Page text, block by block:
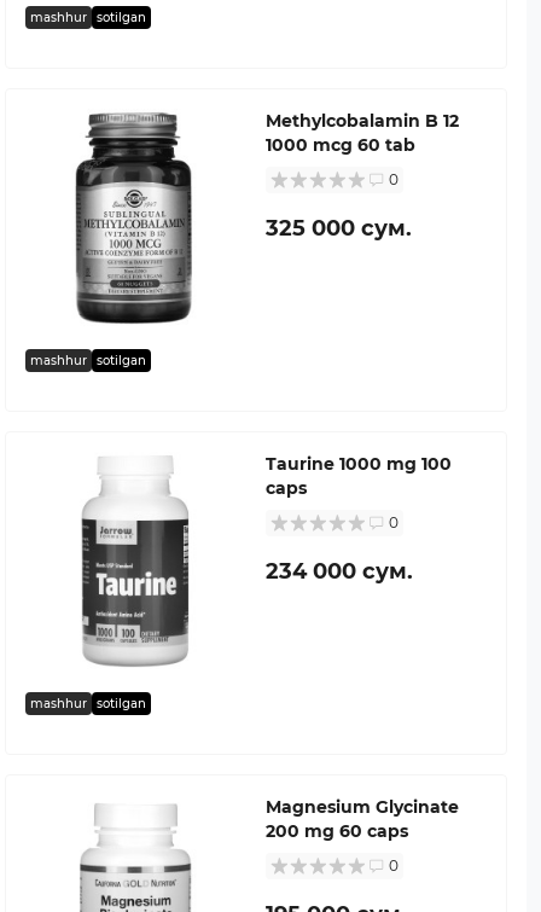
mashhur sotilgan
mashhur sotilgan
Methylcobalamin B 12
1000 mcg 60 tab
0
325 000 сум.
mashhur sotilgan
Taurine 1000 mg 100
caps
0
234 000 сум.
Magnesium Glycinate
200 mg 60 caps
0